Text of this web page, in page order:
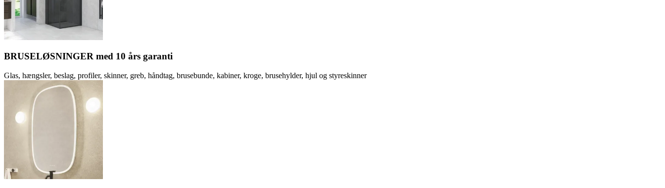
BRUSELØSNINGER med 10 års garanti
Glas, hængsler, beslag, profiler, skinner, greb, håndtag, brusebunde, kabiner, kroge, brusehylder, hjul og styreskinner